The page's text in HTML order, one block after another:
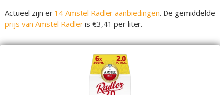
Actueel zijn er 14 Amstel Radler aanbiedingen. De gemiddelde
prijs van Amstel Radler is €3,41 per liter.